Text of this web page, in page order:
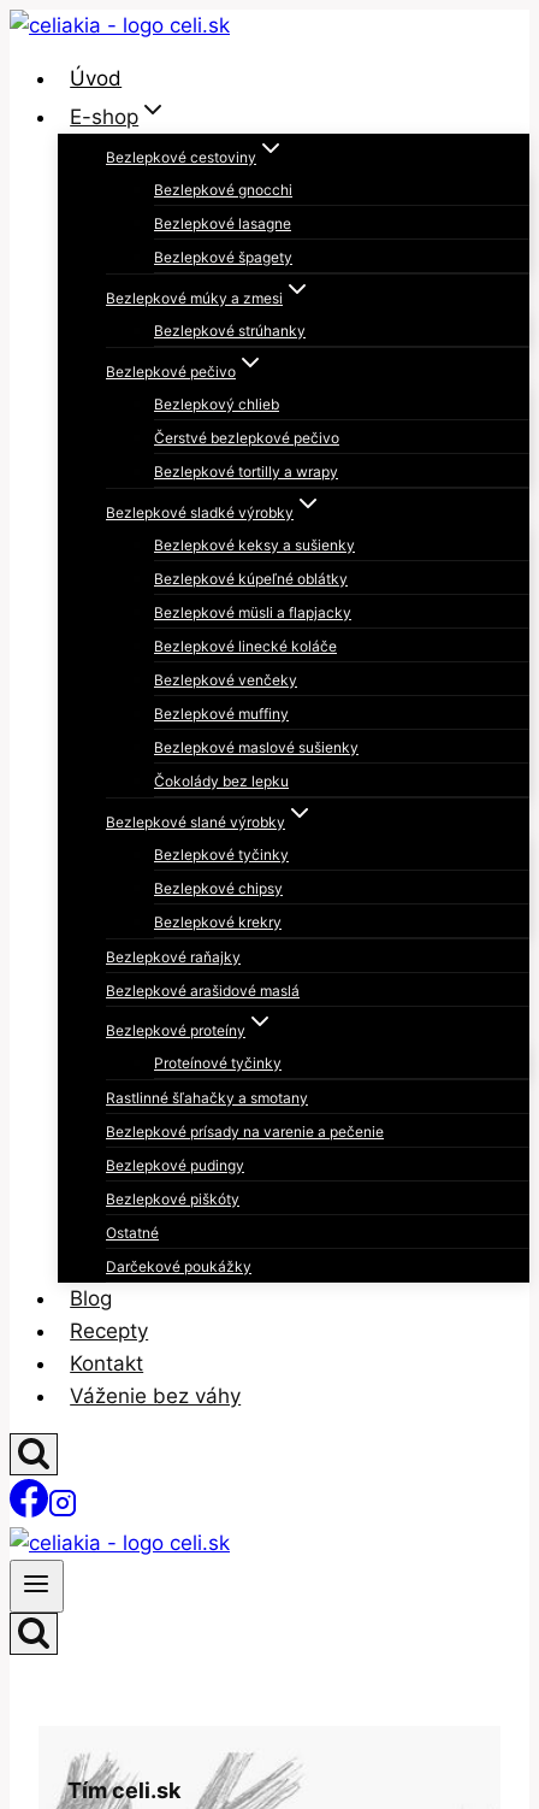
Skip
contentÚvod
E-shop
Bezlepkové cestoviny
Bezlepkové gnocchi
Bezlepkové lasagne
Bezlepkové špagety
Bezlepkové múky a zmesi
Bezlepkové strúhanky
Bezlepkové pečivo
Bezlepkový chlieb
Čerstvé bezlepkové pečivo
Bezlepkové tortilly a wrapy
Bezlepkové sladké výrobky
Bezlepkové keksy a sušienky
Bezlepkové kúpeľné oblátky
Bezlepkové müsli a flapjacky
Bezlepkové linecké koláče
Bezlepkové venčeky
Bezlepkové muffiny
Bezlepkové maslové sušienky
Čokolády bez lepku
Bezlepkové slané výrobky
Bezlepkové tyčinky
Bezlepkové chipsy
Bezlepkové krekry
Bezlepkové raňajky
Bezlepkové arašidové maslá
Bezlepkové proteíny
Proteínové tyčinky
Rastlinné šľahačky a smotany
Bezlepkové prísady na varenie a pečenie
Bezlepkové pudingy
Bezlepkové piškóty
Ostatné
Darčekové poukážky
Blog
Recepty
Kontakt
Váženie bez váhy
Tím celi.sk